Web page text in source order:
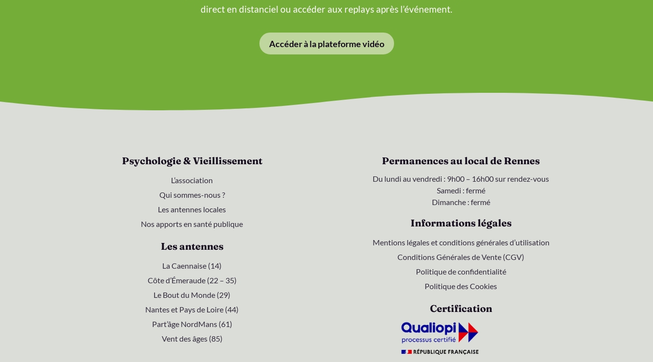
direct en distanciel ou accéder aux replays après l’événement.
Accéder à la plateforme vidéo
Psychologie & Vieillissement
L’association
Qui sommes-nous ?
Les antennes locales
Nos apports en santé publique
Les antennes
La Caennaise (14)
Côte d’Émeraude (22 – 35)
Le Bout du Monde (29)
Nantes et Pays de Loire (44)
Part’âge NordMans (61)
Vent des âges (85)
Permanences au local de Rennes
Du lundi au vendredi : 9h00 – 16h00 sur rendez-vous
Samedi : fermé
Dimanche : fermé
Informations légales
Mentions légales et conditions générales d’utilisation
Conditions Générales de Vente (CGV)
Politique de confidentialité
Politique des Cookies
Certification